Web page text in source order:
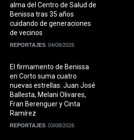
alma del Centro de Salud de
Benissa tras 35 años
cuidando de generaciones
de vecinos
REPORTAJES 04/08/2026
El firmamento de Benissa
en Corto suma cuatro
nuevas estrellas: Juan José
Ballesta, Melani Olivares,
Fran Berenguer y Cinta
Ramírez
REPORTAJES 03/08/2026